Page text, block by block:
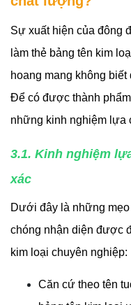
Sự xuất hiện của đông
làm thẻ bảng tên kim
hoang mang không
Để có được thành
những kinh nghiệm lựa
3.1. Kinh nghiệm
xác
Dưới đây là những
chóng nhận diện được
kim loại chuyên nghiệp:
Căn cứ theo tên